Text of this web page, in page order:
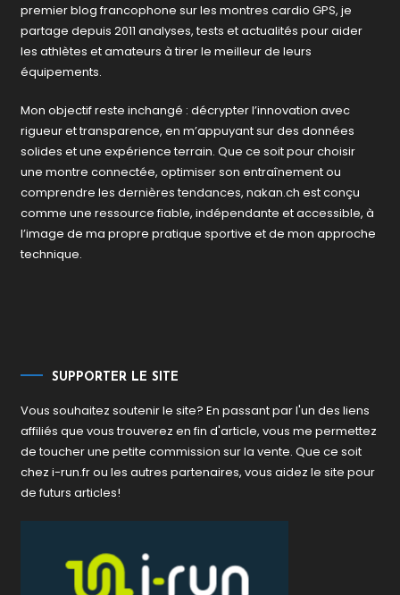
premier blog francophone sur les montres cardio GPS, je
partage depuis 2011 analyses, tests et actualités pour aider
les athlètes et amateurs à tirer le meilleur de leurs
équipements.
Mon objectif reste inchangé : décrypter l’innovation avec
rigueur et transparence, en m’appuyant sur des données
solides et une expérience terrain. Que ce soit pour choisir
une montre connectée, optimiser son entraînement ou
comprendre les dernières tendances, nakan.ch est conçu
comme une ressource fiable, indépendante et accessible, à
l’image de ma propre pratique sportive et de mon approche
technique.
SUPPORTER LE SITE
Vous souhaitez soutenir le site? En passant par l'un des liens
affiliés que vous trouverez en fin d'article, vous me permettez
de toucher une petite commission sur la vente. Que ce soit
chez i-run.fr ou les autres partenaires, vous aidez le site pour
de futurs articles!